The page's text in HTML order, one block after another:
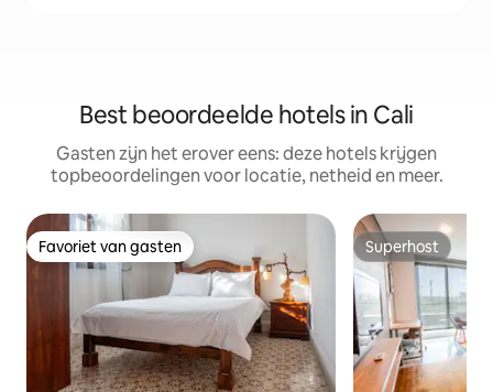
Best beoordeelde hotels in Cali
Gasten zijn het erover eens: deze hotels krijgen
topbeoordelingen voor locatie, netheid en meer.
Favoriet van gasten
Favoriet van gasten Superhost
Superhost